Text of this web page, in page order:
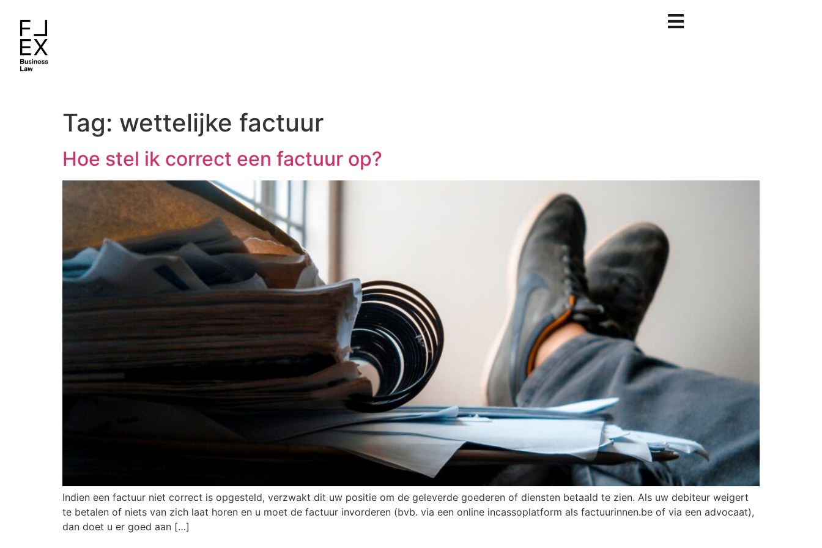
Tag: wettelijke factuur
Hoe stel ik correct een factuur op?
Indien een factuur niet correct is opgesteld, verzwakt dit uw positie om de geleverde goederen of diensten betaald te zien. Als uw debiteur weigert
te betalen of niets van zich laat horen en u moet de factuur invorderen (bvb. via een online incassoplatform als factuurinnen.be of via een advocaat),
dan doet u er goed aan […]